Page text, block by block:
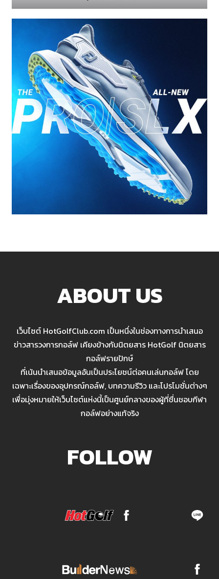
ABOUT US
เว็บไซต์ HotGolfClub.com เป็นหนึ่งในช่องทางการนำเสนอ
ข่าวสารวงการกอล์ฟ เคียงข้างกับนิตยสาร HotGolf นิตยสาร
กอล์ฟรายปักษ์
ที่เน้นนำเสนอข้อมูลอันเป็นประโยชน์ต่อคนเล่นกอล์ฟ โดย
เฉพาะเรื่องของอุปกรณ์กอล์ฟ, บทความรีวิว และโปรโมชั่นต่างๆ
เพื่อมุ่งหมายให้เว็บไซต์แห่งนี้เป็นศูนย์กลางของผู้ที่ชื่นชอบกีฬา
กอล์ฟอย่างแท้จริง
FOLLOW